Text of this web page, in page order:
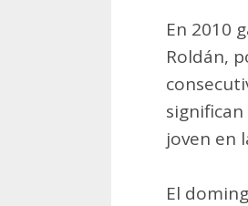
En 2010
Roldán,
joven en
El